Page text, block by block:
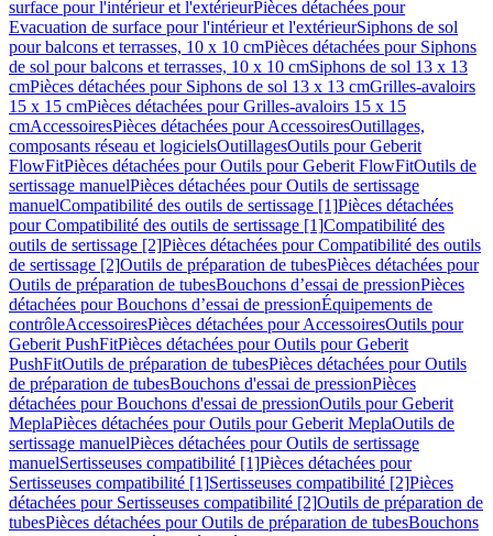
surface pour l'intérieur et l'extérieurPièces détachées pour
Evacuation de surface pour l'intérieur et l'extérieurSiphons de sol
pour balcons et terrasses, 10 x 10 cmPièces détachées pour Siphons
de sol pour balcons et terrasses, 10 x 10 cmSiphons de sol 13 x 13
cmPièces détachées pour Siphons de sol 13 x 13 cmGrilles-avaloirs
15 x 15 cmPièces détachées pour Grilles-avaloirs 15 x 15
cmAccessoiresPièces détachées pour AccessoiresOutillages,
composants réseau et logicielsOutillagesOutils pour Geberit
FlowFitPièces détachées pour Outils pour Geberit FlowFitOutils de
sertissage manuelPièces détachées pour Outils de sertissage
manuelCompatibilité des outils de sertissage [1]Pièces détachées
pour Compatibilité des outils de sertissage [1]Compatibilité des
outils de sertissage [2]Pièces détachées pour Compatibilité des outils
de sertissage [2]Outils de préparation de tubesPièces détachées pour
Outils de préparation de tubesBouchons d’essai de pressionPièces
détachées pour Bouchons d’essai de pressionÉquipements de
contrôleAccessoiresPièces détachées pour AccessoiresOutils pour
Geberit PushFitPièces détachées pour Outils pour Geberit
PushFitOutils de préparation de tubesPièces détachées pour Outils
de préparation de tubesBouchons d'essai de pressionPièces
détachées pour Bouchons d'essai de pressionOutils pour Geberit
MeplaPièces détachées pour Outils pour Geberit MeplaOutils de
sertissage manuelPièces détachées pour Outils de sertissage
manuelSertisseuses compatibilité [1]Pièces détachées pour
Sertisseuses compatibilité [1]Sertisseuses compatibilité [2]Pièces
détachées pour Sertisseuses compatibilité [2]Outils de préparation de
tubesPièces détachées pour Outils de préparation de tubesBouchons